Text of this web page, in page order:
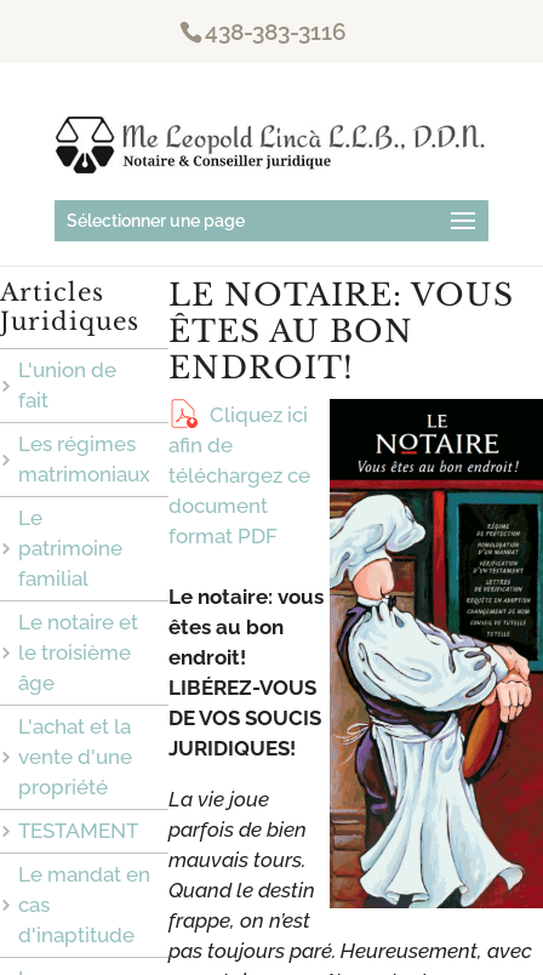
438-383-3116
Sélectionner une page
Articles
Juridiques
L'union de
fait
Les régimes
matrimoniaux
Le
patrimoine
familial
Le notaire et
le troisième
âge
L'achat et la
vente d'une
propriété
TESTAMENT
Le mandat en
cas
d'inaptitude
LE NOTAIRE: VOUS
ÊTES AU BON
ENDROIT!
Cliquez ici
afin de
téléchargez ce
document
format PDF
Le notaire: vous
êtes au bon
endroit!
LIBÉREZ-VOUS
DE VOS SOUCIS
JURIDIQUES!
La vie joue
parfois de bien
mauvais tours.
Quand le destin
frappe, on n’est
pas toujours paré. Heureusement, avec